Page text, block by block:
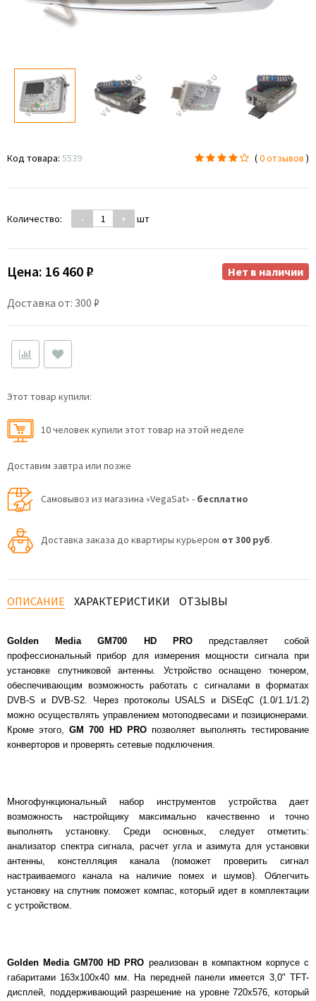
Код товара: 5539 (0 отзывов )
Количество: - + шт
Цена: 16 460 ₽
Доставка от: 300 ₽
Нет в наличии
Этот товар купили:
10 человек купили этот товар на этой неделе
Доставим завтра или позже
Самовывоз из магазина «VegaSat» - бесплатно
Доставка заказа до квартиры курьером от 300 руб.
ОПИСАНИЕ ХАРАКТЕРИСТИКИ ОТЗЫВЫ
Golden Media GM700 HD PROпредставляет собой
профессиональный прибор для измерения мощности сигнала при
установке спутниковой антенны. Устройство оснащено тюнером,
обеспечивающим возможность работать с сигналами в форматах
DVB-S и DVB-S2. Через протоколы USALS и DiSEqC (1.0/1.1/1.2)
можно осуществлять управлением мотоподвесами и позиционерами.
Кроме этого,GM 700 HD PROпозволяет выполнять тестирование
конверторов и проверять сетевые подключения.
Многофункциональный набор инструментов устройства дает
возможность настройщику максимально качественно и точно
выполнять установку. Среди основных, следует отметить:
анализатор спектра сигнала, расчет угла и азимута для установки
антенны, констелляция канала (поможет проверить сигнал
настраиваемого канала на наличие помех и шумов). Облегчить
установку на спутник поможет компас, который идет в комплектации
с устройством.
Golden Media GM700 HD PRO реализован в компактном корпусе с
габаритами 163x100x40 мм. На передней панели имеется 3,0" TFT-
дисплей, поддерживающий разрешение на уровне 720x576, который